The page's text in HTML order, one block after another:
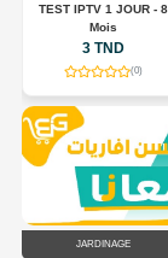
TEST IPTV 1 JOUR - 8
Mois
3 TND
(0)
JARDINAGE